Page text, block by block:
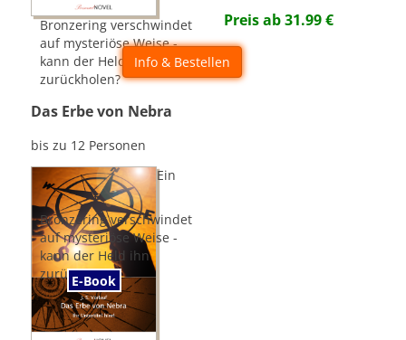
Bronzering verschwindet
auf mysteriöse Weise -
kann der Held ihn
zurückholen?
Preis ab31.99€
Info & Bestellen
Das Erbe von Nebra
bis zu 12 Personen
E-Book
Ein
Bronzering verschwindet
auf mysteriöse Weise -
kann der Held ihn
zurückholen?